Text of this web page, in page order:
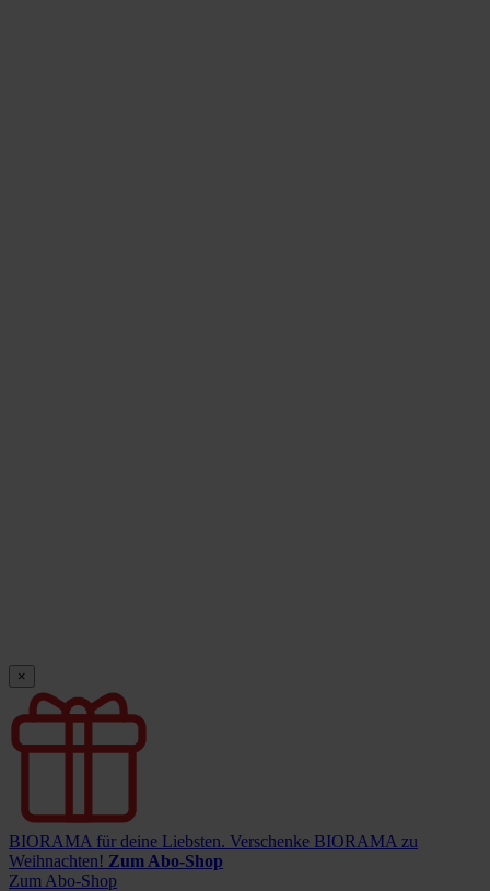
×
BIORAMA für deine Liebsten. Verschenke BIORAMA zu
Weihnachten! Zum Abo-Shop
Zum Abo-Shop